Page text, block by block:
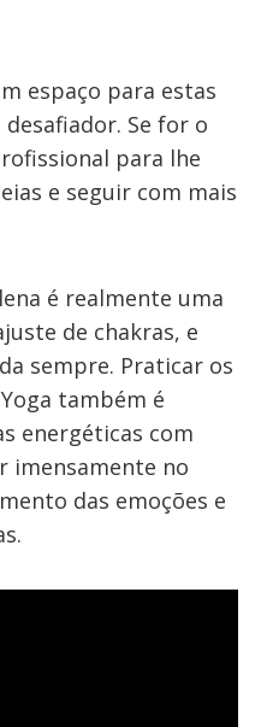
espaço para estas
Se for o
para lhe
e seguir com mais
é realmente uma
de chakras, e
sempre. Praticar os
também é
energéticas com
imensamente no
das emoções e